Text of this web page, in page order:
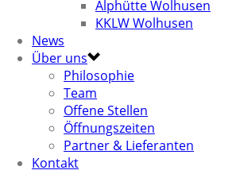
Alphütte Wolhusen
KKLW Wolhusen
News
Über uns
Philosophie
Team
Offene Stellen
Öffnungszeiten
Partner & Lieferanten
Kontakt